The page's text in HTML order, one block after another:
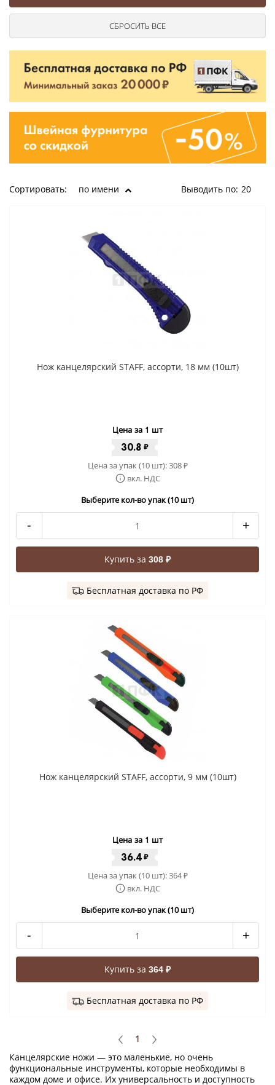
Сортировать: по имени Выводить по: 20
Нож канцелярский STAFF, ассорти, 18 мм (10шт)
Цена за 1 шт
30.8 ₽
Цена за упак (10 шт):308₽
вкл. НДС
Выберите кол-во упак (10 шт)
- +
Купить за 308 ₽
Бесплатная доставка по РФ
Нож канцелярский STAFF, ассорти, 9 мм (10шт)
Цена за 1 шт
36.4 ₽
Цена за упак (10 шт):364₽
вкл. НДС
Выберите кол-во упак (10 шт)
- +
Купить за 364 ₽
Бесплатная доставка по РФ
1
Канцелярские ножи — это маленькие, но очень
функциональные инструменты, которые необходимы в
каждом доме и офисе. Их универсальность и доступность
Ушковые
Цепочки шарики с замком
Ткани
Элементы декора